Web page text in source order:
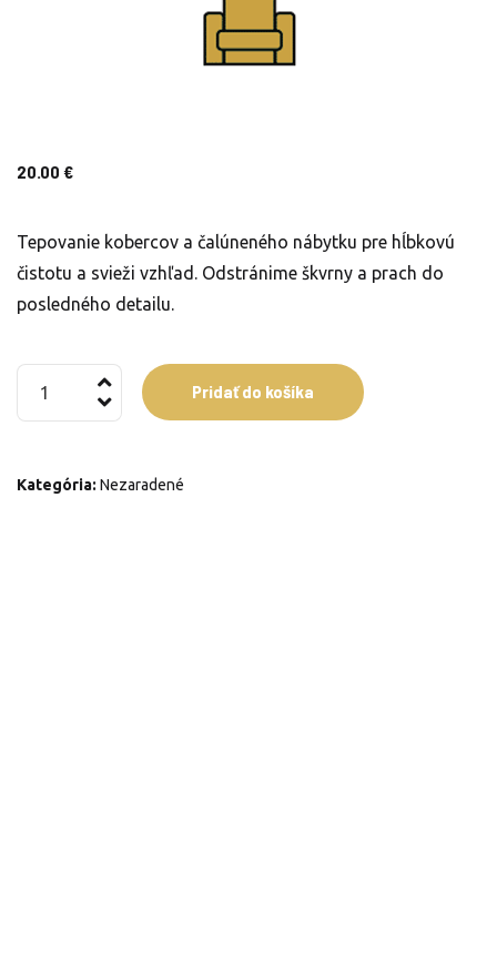
20.00 €
Tepovanie kobercov a čalúneného nábytku pre hĺbkovú
čistotu a svieži vzhľad. Odstránime škvrny a prach do
posledného detailu.
Pridať do košíka
Kategória: Nezaradené